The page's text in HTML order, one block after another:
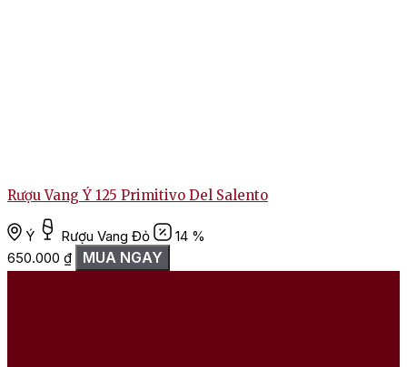
Rượu Vang Ý 125 Primitivo Del Salento
Ý Rượu Vang Đỏ
14 %
650.000 ₫ MUA NGAY